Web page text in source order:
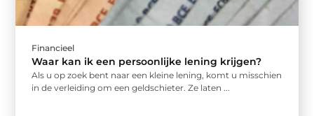
Financieel
Waar kan ik een persoonlijke lening krijgen?
Als u op zoek bent naar een kleine lening, komt u misschien
in de verleiding om een geldschieter. Ze laten ...